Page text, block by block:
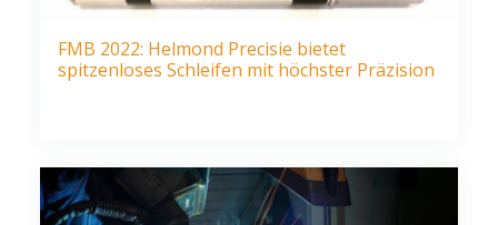
FMB 2022: Helmond Precisie bietet
spitzenloses Schleifen mit höchster Präzision